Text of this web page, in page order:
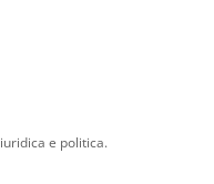
e politica.